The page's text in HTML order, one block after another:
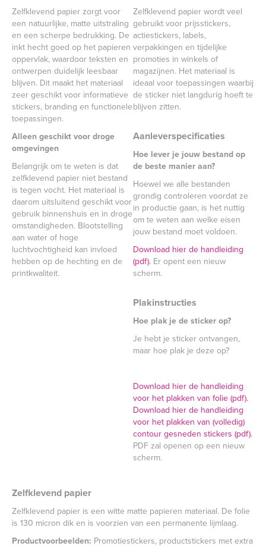
Zelfklevend papier zorgt voor
een natuurlijke, matte uitstraling
en een scherpe bedrukking. De
inkt hecht goed op het papieren
oppervlak, waardoor teksten en
ontwerpen duidelijk leesbaar
blijven. Dit maakt het materiaal
zeer geschikt voor informatieve
stickers, branding en functionele
toepassingen.
Alleen geschikt voor droge
omgevingen
Belangrijk om te weten is dat
zelfklevend papier niet bestand
is tegen vocht. Het materiaal is
daarom uitsluitend geschikt voor
gebruik binnenshuis en in droge
omstandigheden. Blootstelling
aan water of hoge
luchtvochtigheid kan invloed
hebben op de hechting en de
printkwaliteit.
Zelfklevend papier wordt veel
gebruikt voor prijsstickers,
actiestickers, labels,
verpakkingen en tijdelijke
promoties in winkels of
magazijnen. Het materiaal is
ideaal voor toepassingen waarbij
de sticker niet langdurig hoeft te
blijven zitten.
Aanleverspecificaties
Hoe lever je jouw bestand op
de beste manier aan?
Hoewel we alle bestanden
grondig controleren voordat ze
in productie gaan, is het nuttig
om te weten aan welke eisen
jouw bestand moet voldoen.
Download hier de handleiding
(pdf). Er opent een nieuw
scherm.
Plakinstructies
Hoe plak je de sticker op?
Je hebt je sticker ontvangen,
maar hoe plak je deze op?
Download hier de handleiding
voor het plakken van folie (pdf).
Download hier de handleiding
voor het plakken van (volledig)
contour gesneden stickers (pdf).
PDF zal openen op een nieuw
scherm.
Zelfklevend papier
Zelfklevend papier is een witte matte papieren materiaal. De folie
is 130 micron dik en is voorzien van een permanente lijmlaag.
Productvoorbeelden: Promotiestickers, productstickers met extra